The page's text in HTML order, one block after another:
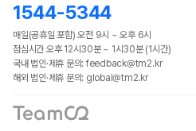
1544-5344
매일(공휴일 포함) 오전 9시 ~ 오후 6시
점심시간 오후 12시30분 ~ 1시30분 (1시간)
국내 법인·제휴 문의: feedback@tm2.kr
해외 법인·제휴 문의: global@tm2.kr